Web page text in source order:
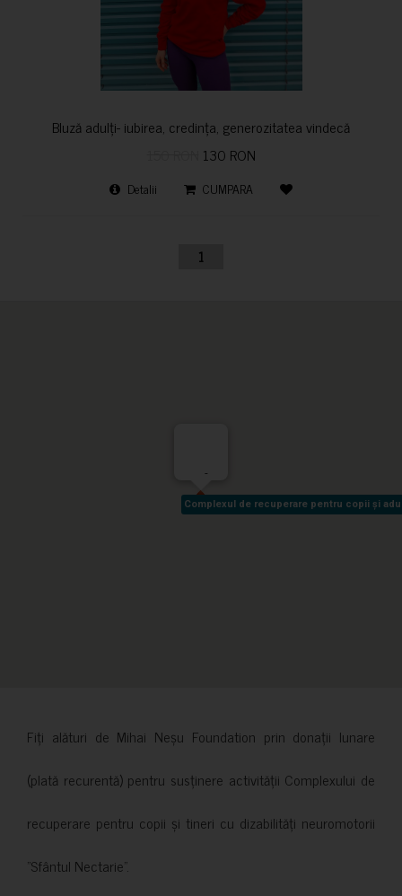
Bluză adulți- iubirea, credința, generozitatea vindecă
130 RON
Detalii CUMPARA
1
Complexul de recuperare pentru copii și
Complexul de recuperare pentru copii și
-
Fiți alături de Mihai Neșu Foundation prin donații lunare
(plată recurentă) pentru susținere activității Complexului de
recuperare pentru copii și tineri cu dizabilități neuromotorii
”Sfântul Nectarie”.